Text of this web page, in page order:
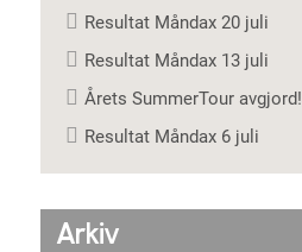
Resultat Måndax 20 juli
Resultat Måndax 13 juli
Årets SummerTour avgjord!
Resultat Måndax 6 juli
Arkiv